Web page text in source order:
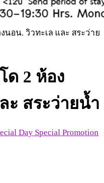
อน. วิวทะเล และ สระว่าย
2 ห้อง
ะ สระว่ายน้ำ
Day Special Promotion